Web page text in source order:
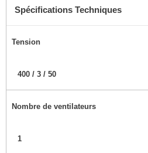
Spécifications Techniques
Tension
400 / 3 / 50
Nombre de ventilateurs
1